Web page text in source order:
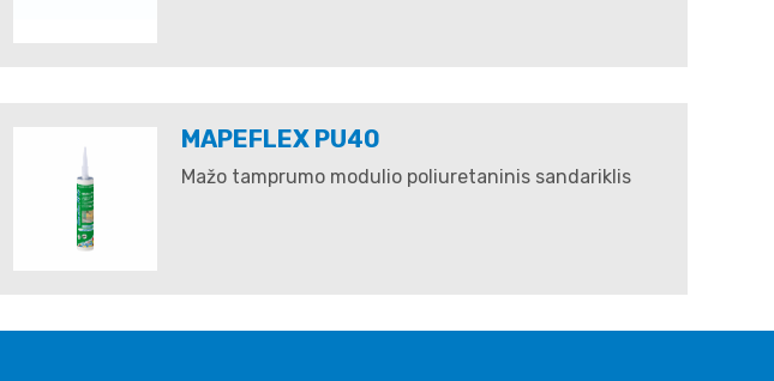
MAPEFLEX PU40
Mažo tamprumo modulio poliuretaninis sandariklis